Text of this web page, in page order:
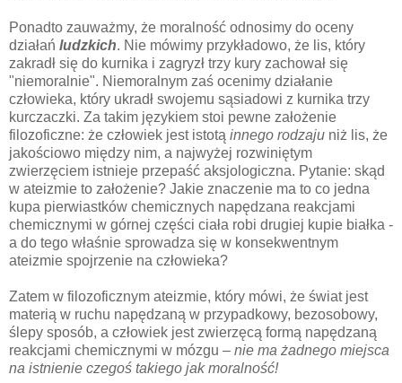
Ponadto zauważmy, że moralność odnosimy do oceny
działań ludzkich. Nie mówimy przykładowo, że lis, który
zakradł się do kurnika i zagryzł trzy kury zachował się
"niemoralnie". Niemoralnym zaś ocenimy działanie
człowieka, który ukradł swojemu sąsiadowi z kurnika trzy
kurczaczki. Za takim językiem stoi pewne założenie
filozoficzne: że człowiek jest istotą innego rodzaju niż lis, że
jakościowo między nim, a najwyżej rozwiniętym
zwierzęciem istnieje przepaść aksjologiczna. Pytanie: skąd
w ateizmie to założenie? Jakie znaczenie ma to co jedna
kupa pierwiastków chemicznych napędzana reakcjami
chemicznymi w górnej części ciała robi drugiej kupie białka -
a do tego właśnie sprowadza się w konsekwentnym
ateizmie spojrzenie na człowieka?
Zatem w filozoficznym ateizmie, który mówi, że świat jest
materią w ruchu napędzaną w przypadkowy, bezosobowy,
ślepy sposób, a człowiek jest zwierzęcą formą napędzaną
reakcjami chemicznymi w mózgu – nie ma żadnego miejsca
na istnienie czegoś takiego jak moralność!